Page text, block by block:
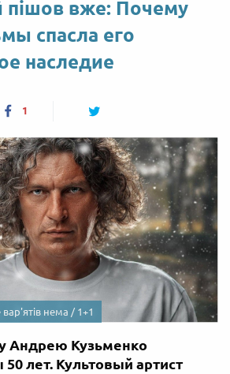
пішов вже: Почему
спасла его
наследие
1
нема / 1+1
Андрею Кузьменко
лет. Культовый артист